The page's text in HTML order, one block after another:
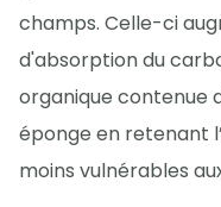
champs. Celle-ci
d'absorption du
organique contenue
éponge en retenant
moins vulnérables